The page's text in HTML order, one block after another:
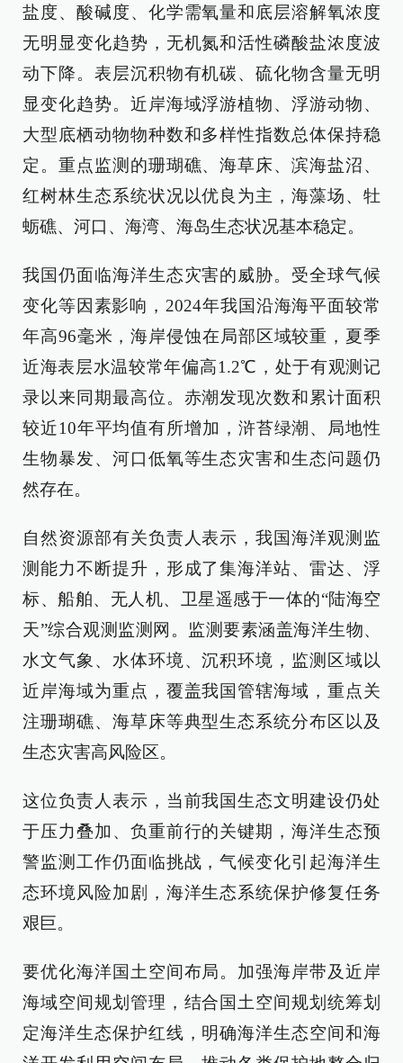
盐度、酸碱度、化学需氧量和底层溶解氧浓度
无明显变化趋势，无机氮和活性磷酸盐浓度波
动下降。表层沉积物有机碳、硫化物含量无明
显变化趋势。近岸海域浮游植物、浮游动物、
大型底栖动物物种数和多样性指数总体保持稳
定。重点监测的珊瑚礁、海草床、滨海盐沼、
红树林生态系统状况以优良为主，海藻场、牡
蛎礁、河口、海湾、海岛生态状况基本稳定。
我国仍面临海洋生态灾害的威胁。受全球气候
变化等因素影响，2024年我国沿海海平面较常
年高96毫米，海岸侵蚀在局部区域较重，夏季
近海表层水温较常年偏高1.2℃，处于有观测记
录以来同期最高位。赤潮发现次数和累计面积
较近10年平均值有所增加，浒苔绿潮、局地性
生物暴发、河口低氧等生态灾害和生态问题仍
然存在。
自然资源部有关负责人表示，我国海洋观测监
测能力不断提升，形成了集海洋站、雷达、浮
标、船舶、无人机、卫星遥感于一体的“陆海空
天”综合观测监测网。监测要素涵盖海洋生物、
水文气象、水体环境、沉积环境，监测区域以
近岸海域为重点，覆盖我国管辖海域，重点关
注珊瑚礁、海草床等典型生态系统分布区以及
生态灾害高风险区。
这位负责人表示，当前我国生态文明建设仍处
于压力叠加、负重前行的关键期，海洋生态预
警监测工作仍面临挑战，气候变化引起海洋生
态环境风险加剧，海洋生态系统保护修复任务
艰巨。
要优化海洋国土空间布局。加强海岸带及近岸
海域空间规划管理，结合国土空间规划统筹划
定海洋生态保护红线，明确海洋生态空间和海